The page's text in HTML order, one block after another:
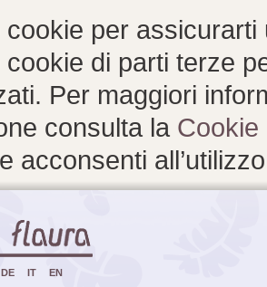
cookie per
cookie di parti terze
Per maggiori
consulta la Cookie
acconsenti
DE IT EN